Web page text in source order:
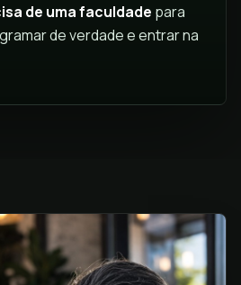
de uma faculdade para
de verdade e entrar na